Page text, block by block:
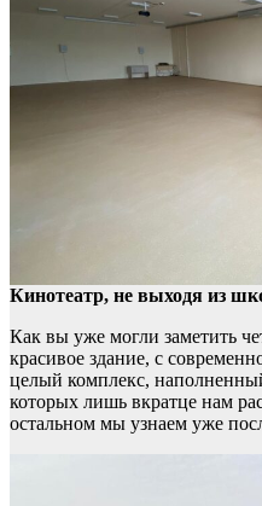
Кинотеатр, не выходя из
Как вы уже могли заметить
красивое здание, с
целый комплекс,
которых лишь вкратце нам
остальном мы узнаем уже